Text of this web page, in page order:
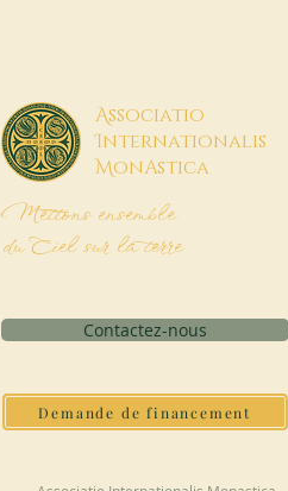
Associatio
Internationalis
MonAstica
Mettons ensemble
du Ciel sur la terre
Contactez-nous
Demande de financement